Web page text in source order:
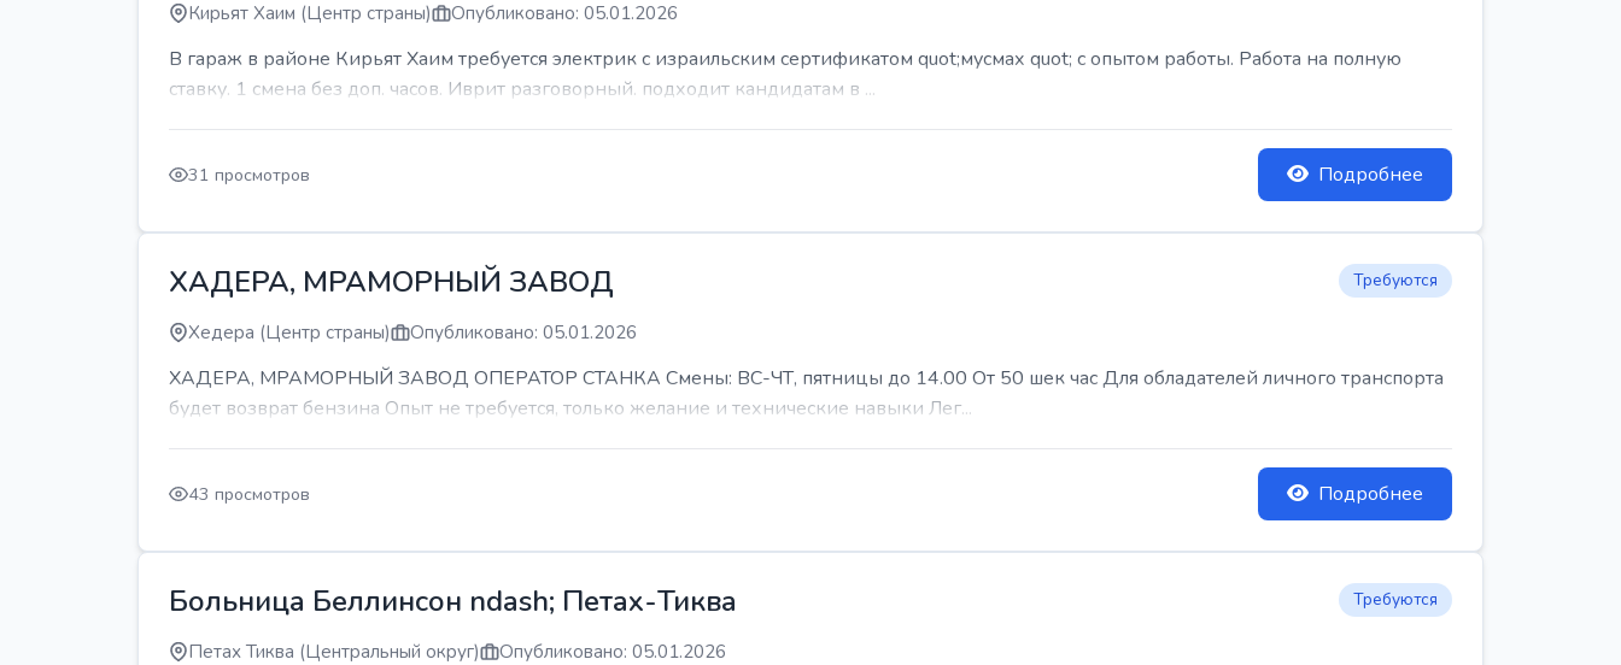
Кирьят Хаим (Центр страны) Опубликовано: 05.01.2026
В гараж в районе Кирьят Хаим требуется электрик с израильским сертификатом quot;мусмах quot; с опытом работы. Работа на полную
ставку. 1 смена без доп. часов. Иврит разговорный. подходит кандидатам в ...
31 просмотров Подробнее
ХАДЕРА, МРАМОРНЫЙ ЗАВОД Требуются
Хедера (Центр страны) Опубликовано: 05.01.2026
ХАДЕРА, МРАМОРНЫЙ ЗАВОД ОПЕРАТОР СТАНКА Смены: ВС-ЧТ, пятницы до 14.00 От 50 шек час Для обладателей личного транспорта
будет возврат бензина Опыт не требуется, только желание и технические навыки Лег...
43 просмотров Подробнее
Больница Беллинсон ndash; Петах-Тиква Требуются
Петах Тиква (Центральный округ) Опубликовано: 05.01.2026